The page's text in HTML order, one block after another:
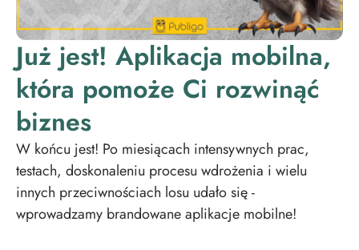
Już jest! Aplikacja mobilna,
która pomoże Ci rozwinąć
biznes
W końcu jest! Po miesiącach intensywnych prac,
testach, doskonaleniu procesu wdrożenia i wielu
innych przeciwnościach losu udało się -
wprowadzamy brandowane aplikacje mobilne!